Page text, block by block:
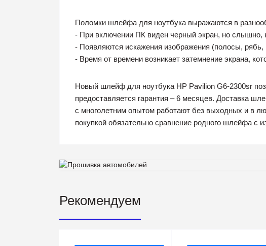
Поломки шлейфа для ноутбука выражаются в
- При включении ПК виден черный экран, но слышно,
- Появляются искажения изображения (полосы, рябь,
- Время от времени возникает затемнение экрана,
Новый шлейф для ноутбука HP Pavilion G6-2300sr
предоставляется гарантия – 6 месяцев. Доставка
с многолетним опытом работают без выходных и в
покупкой обязательно сравнение родного шлейфа с
Рекомендуем